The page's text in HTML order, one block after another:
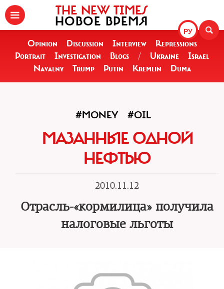
РУ
THE NEW TIMES
НОВОЕ ВРЕМЯ
Opinion Discussion Interview
Repressions
Portrait
Investigation Blogs / Ukraine
Israel
Navalny
Trump Putin Kremlin Duma
#MONEY #OIL
МАЗАННЫЕ ОДНОЙ
НЕФТЬЮ
2010.11.12
Отрасль-«кормилица» получила
налоговые льготы